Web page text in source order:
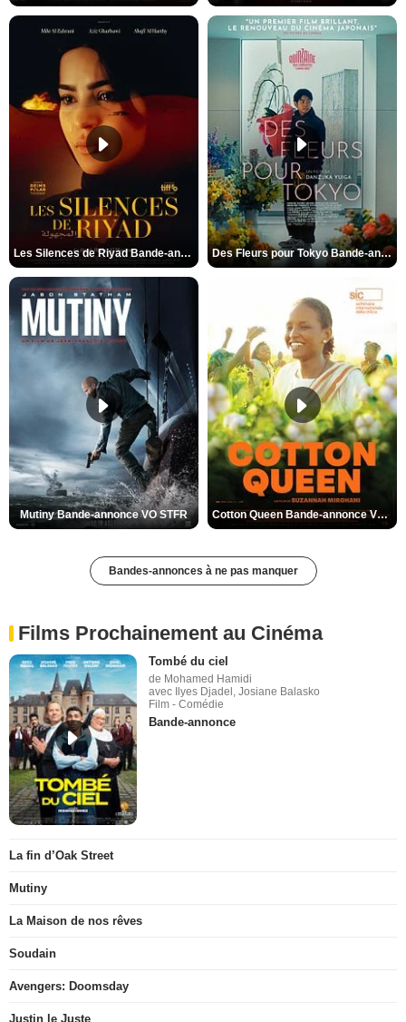
Les Silences de Riyad Bande-annonce VO STFR Des Fleurs pour Tokyo Bande-annonce VO STFR
Mutiny Bande-annonce VO STFR Cotton Queen Bande-annonce VO STFR
Bandes-annonces à ne pas manquer
Films Prochainement au Cinéma
Tombé du ciel
de Mohamed Hamidi
avec Ilyes Djadel, Josiane Balasko
Film - Comédie
Bande-annonce
La fin d’Oak Street
Mutiny
La Maison de nos rêves
Soudain
Avengers: Doomsday
Justin le Juste